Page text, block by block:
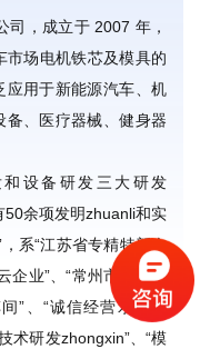
司，成立于 2007 年，
市场电机铁芯及模具的
应用于新能源汽车、机
、医疗器械、健身器
设备研发三大研发
50余项发明zhuanli和实
系“江苏省专精特新企
企业”、“常州市互联网
”、“诚信经营示范单
术研发zhongxin”、“模